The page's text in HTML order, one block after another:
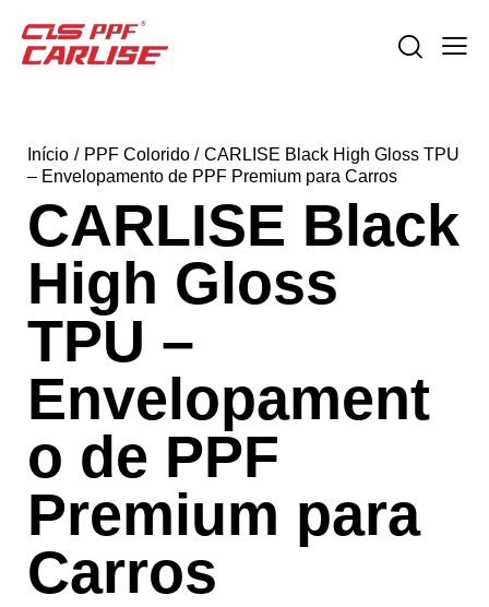
Início PPF Colorido
CARLISE Black High Gloss TPU
– Envelopamento de PPF Premium para Carros
CARLISE Black
High Gloss
TPU –
Envelopament
o de PPF
Premium para
Carros